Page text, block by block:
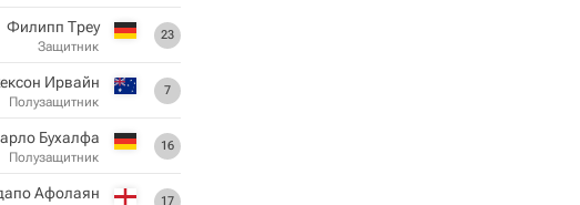
23
Филипп Треу
Защитник
7
Ирвайн
Полузащитник
16
Бухалфа
Полузащитник
17
Афолаян